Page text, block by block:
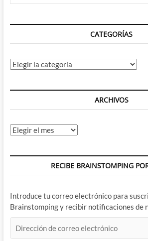
CATEGORÍAS
Categorías
ARCHIVOS
Archivos
RECIBE BRAINSTOMPING
Introduce tu correo electrónico para
Brainstomping y recibir notificaciones de
de